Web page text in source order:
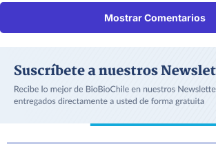
Mostrar Comentarios